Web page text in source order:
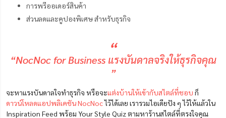
การพรีออเดอร์สินค้า
ส่วนลดและคูปองพิเศษ สำหรับธุรกิจ
“
“NocNoc for Business แรงบันดาลจริงให้ธุรกิจคุณ
”
จะหาแรงบันดาลใจทำธุรกิจ หรือจะแต่งบ้านให้เข้ากับสไตล์ที่ชอบ ก็
ดาวน์โหลดแอปพลิเคชัน NocNocไว้ได้เลย เรารวมไอเดียปัง ๆ ไว้ให้แล้วใน
Inspiration Feed พร้อม Your Style Quiz ตามหาร้านสไตล์ที่ตรงใจคุณ